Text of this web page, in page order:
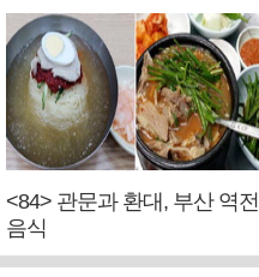
<84> 관문과 환대, 부산 역전
음식